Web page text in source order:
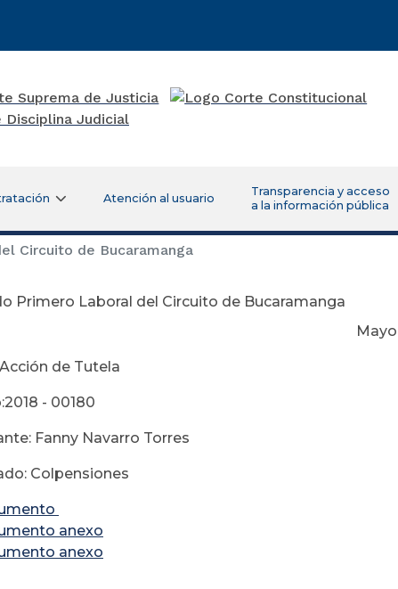
Atención al usuario
Transparencia y acceso
a la información pública
Circuito de Bucaramanga
Primero Laboral del Circuito de Bucaramanga
24 de
de Tutela
- 00180
Fanny Navarro Torres
Colpensiones
anexo
anexo